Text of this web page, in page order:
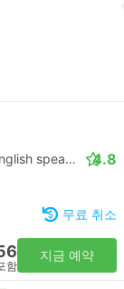
Daytrip private transfer with English speaking driver 4.8
무료 취소
함
지금 예약